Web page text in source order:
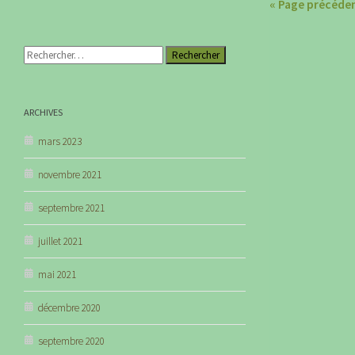
« Page
Rechercher :
ARCHIVES
mars 2023
novembre 2021
septembre 2021
juillet 2021
mai 2021
décembre 2020
septembre 2020